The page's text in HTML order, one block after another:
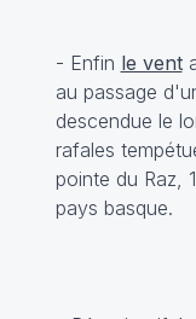
- Enfin le vent
au passage
descendue le
rafales
pointe du Raz,
pays basque.